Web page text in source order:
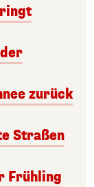
zurück
Straßen
Frühling